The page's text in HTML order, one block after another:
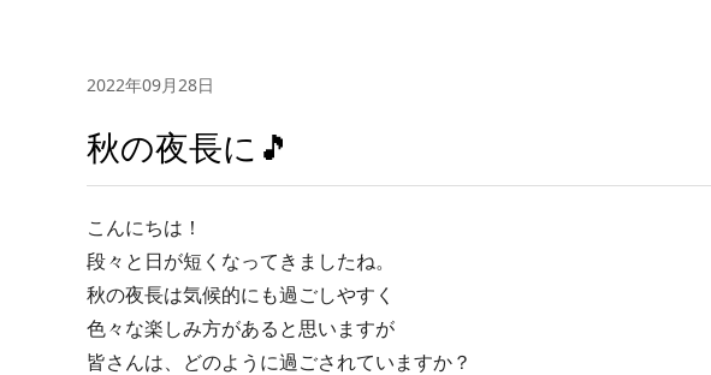
2022年09月28日
秋の夜長に🎵
こんにちは！
段々と日が短くなってきましたね。
秋の夜長は気候的にも過ごしやすく
色々な楽しみ方があると思いますが
皆さんは、どのように過ごされていますか？